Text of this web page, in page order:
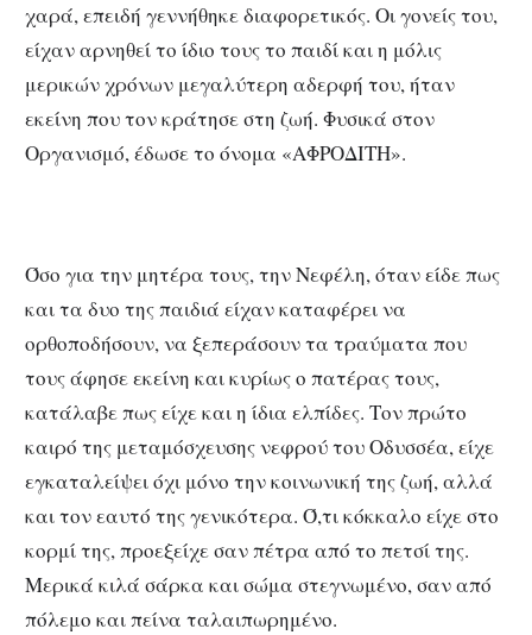
χαρά, επειδή γεννήθηκε διαφορετικός. Οι γονείς του,
είχαν αρνηθεί το ίδιο τους το παιδί και η μόλις
μερικών χρόνων μεγαλύτερη αδερφή του, ήταν
εκείνη που τον κράτησε στη ζωή. Φυσικά στον
Οργανισμό, έδωσε το όνομα «ΑΦΡΟΔΙΤΗ».
Όσο για την μητέρα τους, την Νεφέλη, όταν είδε πως
και τα δυο της παιδιά είχαν καταφέρει να
ορθοποδήσουν, να ξεπεράσουν τα τραύματα που
τους άφησε εκείνη και κυρίως ο πατέρας τους,
κατάλαβε πως είχε και η ίδια ελπίδες. Τον πρώτο
καιρό της μεταμόσχευσης νεφρού του Οδυσσέα, είχε
εγκαταλείψει όχι μόνο την κοινωνική της ζωή, αλλά
και τον εαυτό της γενικότερα. Ό,τι κόκκαλο είχε στο
κορμί της, προεξείχε σαν πέτρα από το πετσί της.
Μερικά κιλά σάρκα και σώμα στεγνωμένο, σαν από
πόλεμο και πείνα ταλαιπωρημένο.